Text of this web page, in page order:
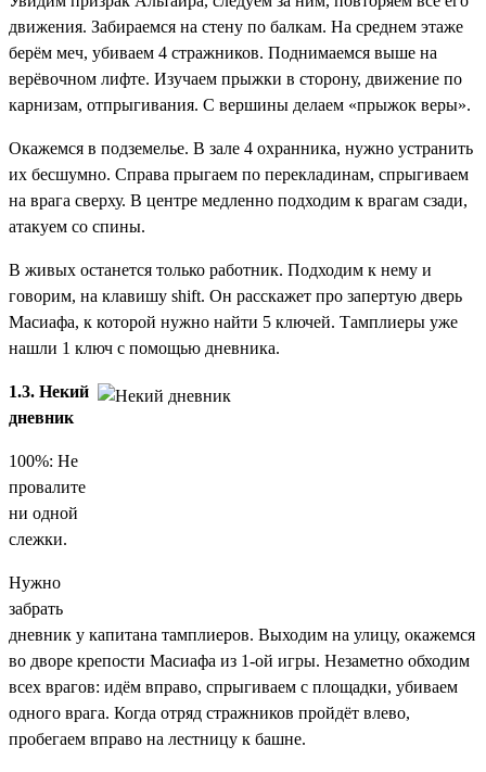
движения. Забираемся на стену по балкам. На среднем этаже
берём меч, убиваем 4 стражников. Поднимаемся выше на
верёвочном лифте. Изучаем прыжки в сторону, движение по
карнизам, отпрыгивания. С вершины делаем «прыжок веры».
Окажемся в подземелье. В зале 4 охранника, нужно устранить
их бесшумно. Справа прыгаем по перекладинам, спрыгиваем
на врага сверху. В центре медленно подходим к врагам сзади,
атакуем со спины.
В живых останется только работник. Подходим к нему и
говорим, на клавишу shift. Он расскажет про запертую дверь
Масиафа, к которой нужно найти 5 ключей. Тамплиеры уже
нашли 1 ключ с помощью дневника.
1.3. Некий
дневник
100%: Не
провалите
ни одной
слежки.
Нужно
забрать
дневник у капитана тамплиеров. Выходим на улицу, окажемся
во дворе крепости Масиафа из 1-ой игры. Незаметно обходим
всех врагов: идём вправо, спрыгиваем с площадки, убиваем
одного врага. Когда отряд стражников пройдёт влево,
пробегаем вправо на лестницу к башне.